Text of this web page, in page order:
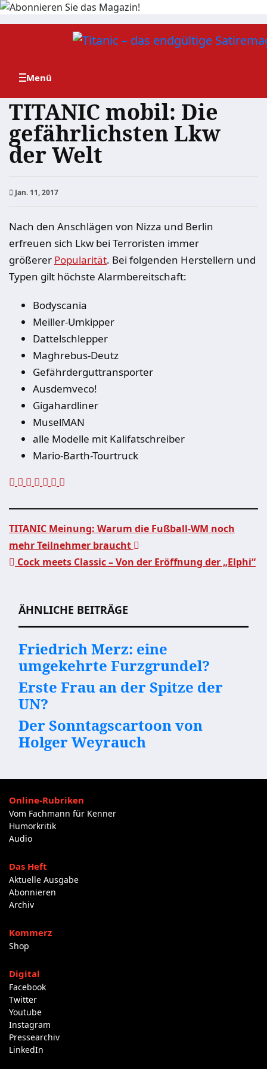
Zum
TITANIC mobil: Die
gefährlichsten Lkw
der Welt
Jan. 11, 2017
Nach den Anschlägen von Nizza und Berlin
erfreuen sich Lkw bei Terroristen immer
größerer Popularität. Bei folgenden Herstellern und
Typen gilt höchste Alarmbereitschaft:
Bodyscania
Meiller-Umkipper
Dattelschlepper
Maghrebus-Deutz
Gefährderguttransporter
Ausdemveco!
Gigahardliner
MuselMAN
alle Modelle mit Kalifatschreiber
Mario-Barth-Tourtruck
Beitragsnavigation
TITANIC Meinung: Warum die Fußball-WM noch
mehr Teilnehmer braucht
Cock meets Classic – Von der Eröffnung der „Elphi“
ÄHNLICHE BEITRÄGE
Friedrich Merz: eine
umgekehrte Furzgrundel?
Erste Frau an der Spitze der
UN?
Der Sonntagscartoon von
Holger Weyrauch
Online-Rubriken
Vom Fachmann für Kenner
Humorkritik
Audio
Das Heft
Aktuelle Ausgabe
Abonnieren
Archiv
Kommerz
Shop
Digital
Facebook
Twitter
Youtube
Instagram
Pressearchiv
LinkedIn